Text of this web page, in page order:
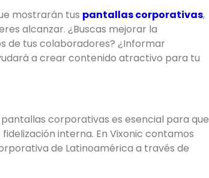
mostrarán tus pantallas corporativas,
alcanzar. ¿Buscas mejorar la
de tus colaboradores? ¿Informar
a crear contenido atractivo para tu
corporativas es esencial para que
interna. En Vixonic contamos
de Latinoamérica a través de